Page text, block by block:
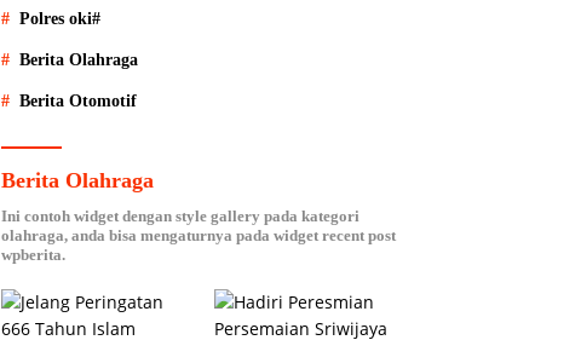
Polres oki#
Berita Olahraga
Berita Otomotif
Berita Olahraga
Ini contoh widget dengan style gallery pada kategori
olahraga, anda bisa mengaturnya pada widget recent post
wpberita.